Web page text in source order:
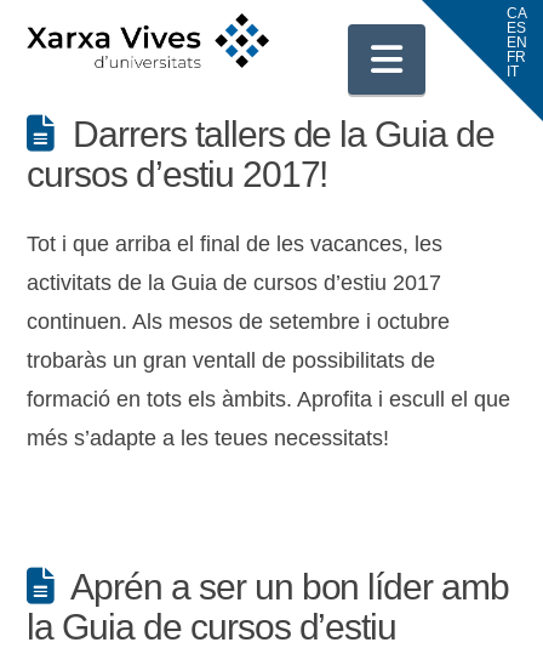
Darrers tallers de la Guia de
cursos d’estiu 2017!
Tot i que arriba el final de les vacances, les
activitats de la Guia de cursos d’estiu 2017
continuen. Als mesos de setembre i octubre
trobaràs un gran ventall de possibilitats de
formació en tots els àmbits. Aprofita i escull el que
més s’adapte a les teues necessitats!
Aprén a ser un bon líder amb
la Guia de cursos d’estiu